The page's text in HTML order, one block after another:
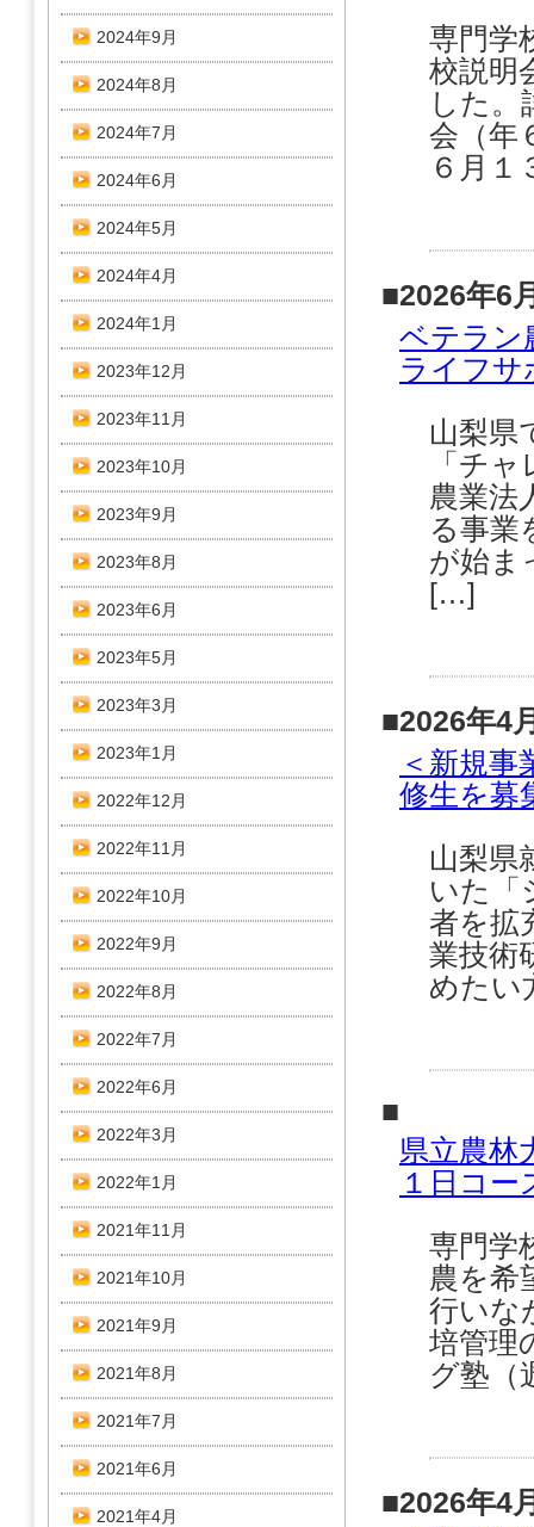
専門学
校説明
した。
会（
６月
■2026年6
ベテラン
ライフサ
山梨県
「チ
農業法
る事業
が始ま
[…]
■2026年4
＜新規事
修生を募
山梨県
いた「
者を拡
業技術
めたい
■
県立農林
１日コ
専門学
農を希
行いな
培管理
グ塾（
■2026年4
2024年9月
2024年8月
2024年7月
2024年6月
2024年5月
2024年4月
2024年1月
2023年12月
2023年11月
2023年10月
2023年9月
2023年8月
2023年6月
2023年5月
2023年3月
2023年1月
2022年12月
2022年11月
2022年10月
2022年9月
2022年8月
2022年7月
2022年6月
2022年3月
2022年1月
2021年11月
2021年10月
2021年9月
2021年8月
2021年7月
2021年6月
2021年4月